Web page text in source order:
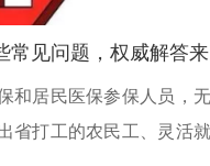
见问题，权威解答来
和居民医保参保人员，
省打工的农民工、灵活就